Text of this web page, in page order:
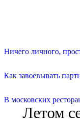
Ничего личного,
Как завоевывать
В московских
Летом